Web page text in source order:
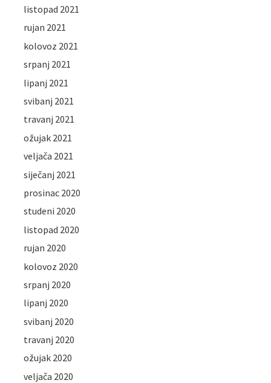
listopad 2021
rujan 2021
kolovoz 2021
srpanj 2021
lipanj 2021
svibanj 2021
travanj 2021
ožujak 2021
veljača 2021
siječanj 2021
prosinac 2020
studeni 2020
listopad 2020
rujan 2020
kolovoz 2020
srpanj 2020
lipanj 2020
svibanj 2020
travanj 2020
ožujak 2020
veljača 2020